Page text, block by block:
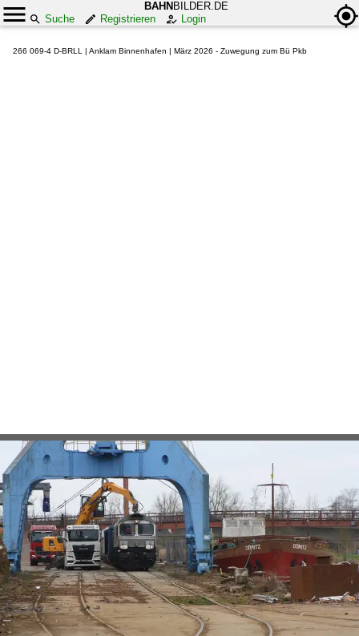
BAHN BILDER.DE
Suche
Registrieren Login
266 069-4 D-BRLL | Anklam Binnenhafen | März 2026 - Zuwegung zum Bü Pkb